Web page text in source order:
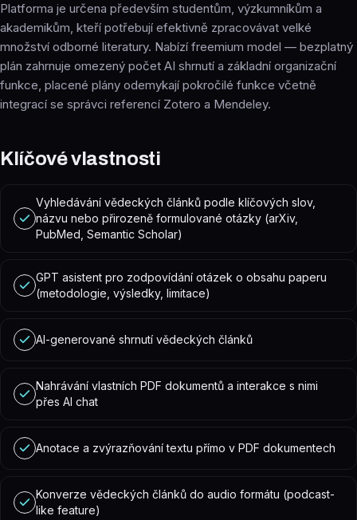
Platforma je určena především studentům, výzkumníkům a
akademikům, kteří potřebují efektivně zpracovávat velké
množství odborné literatury. Nabízí freemium model — bezplatný
plán zahrnuje omezený počet AI shrnutí a základní organizační
funkce, placené plány odemykají pokročilé funkce včetně
integrací se správci referencí Zotero a Mendeley.
Klíčové vlastnosti
Vyhledávání vědeckých článků podle klíčových slov,
názvu nebo přirozeně formulované otázky (arXiv,
PubMed, Semantic Scholar)
GPT asistent pro zodpovídání otázek o obsahu paperu
(metodologie, výsledky, limitace)
AI-generované shrnutí vědeckých článků
Nahrávání vlastních PDF dokumentů a interakce s nimi
přes AI chat
Anotace a zvýrazňování textu přímo v PDF dokumentech
Konverze vědeckých článků do audio formátu (podcast-
like feature)